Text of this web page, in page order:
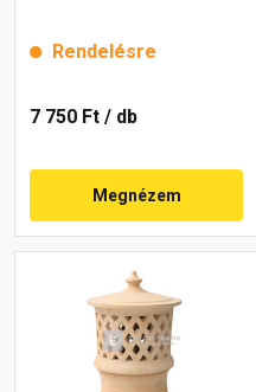
Rendelésre
7 750 Ft / db
Megnézem